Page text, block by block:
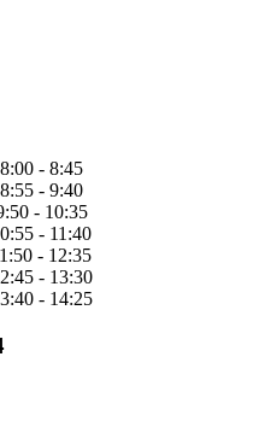
- 8:45
- 9:40
- 10:35
- 11:40
- 12:35
- 13:30
- 14:25